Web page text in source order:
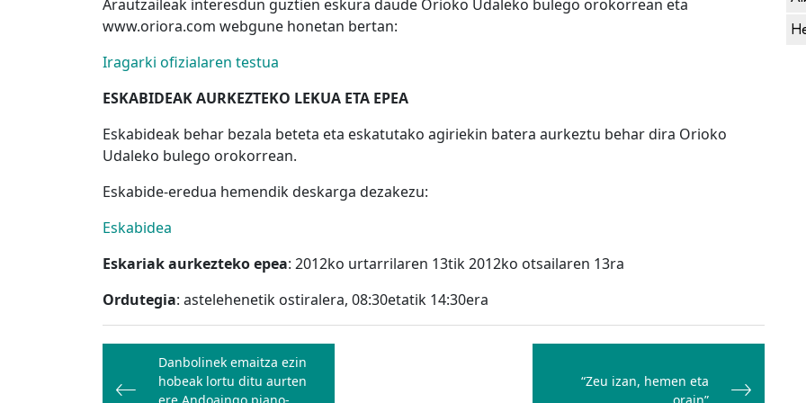
Arautzaileak interesdun guztien eskura daude Orioko Udaleko bulego orokorrean eta
www.oriora.com webgune honetan bertan:
Iragarki ofizialaren testua
ESKABIDEAK AURKEZTEKO LEKUA ETA EPEA
Eskabideak behar bezala beteta eta eskatutako agiriekin batera aurkeztu behar dira Orioko
Udaleko bulego orokorrean.
Eskabide-eredua hemendik deskarga dezakezu:
Eskabidea
Eskariak aurkezteko epea: 2012ko urtarrilaren 13tik 2012ko otsailaren 13ra
Ordutegia: astelehenetik ostiralera, 08:30etatik 14:30era
Bidalketetan
zeharDanbolinek emaitza ezin
hobeak lortu ditu aurten
“Zeu izan, hemen eta